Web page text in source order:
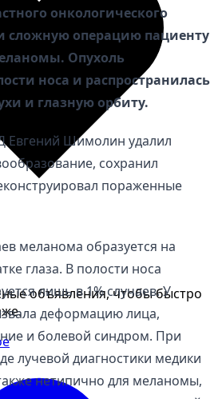
объявления, чтобы быстро
онкологического
сложную операцию пациенту
Опухоль
носа и распространилась
и глазную орбиту.
Евгений Шимолин удалил
сохранил
пораженные
меланома образуется на
глаза. В полости носа
лишь в 1% случаев. У
деформацию лица,
и болевой синдром. При
лучевой диагностики медики
нетипично для меланомы,